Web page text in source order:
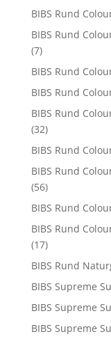
BIBS Rund
BIBS Rund
(7)
BIBS Rund
BIBS Rund
BIBS Rund
(32)
BIBS Rund
BIBS Rund
(56)
BIBS Rund
BIBS Rund
(17)
BIBS Rund
BIBS Supreme
BIBS Supreme
BIBS Supreme